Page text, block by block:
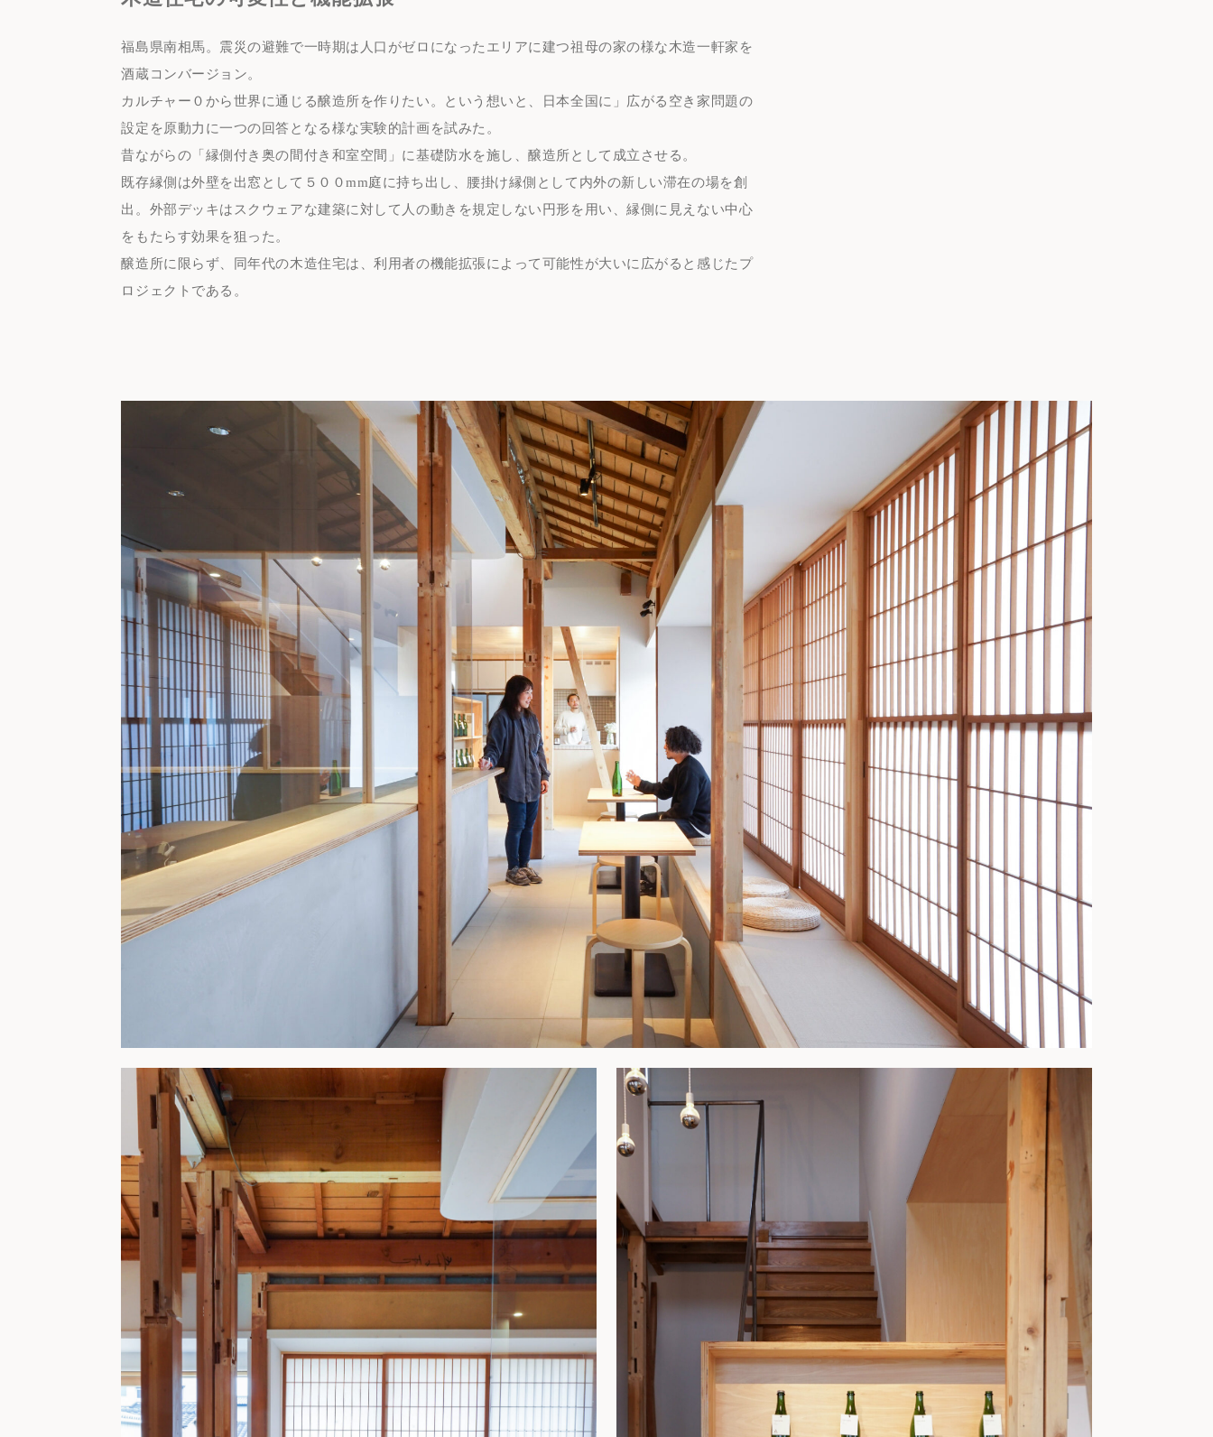
Recommended Tags
#Restaurant
福島県南相馬。震災の避難で一時期は人口がゼロになったエリアに建つ祖母の家の様な木造一軒家を
酒蔵コンバージョン。
カルチャー０から世界に通じる醸造所を作りたい。という想いと、日本全国に」広がる空き家問題の
設定を原動力に一つの回答となる様な実験的計画を試みた。
昔ながらの「縁側付き奥の間付き和室空間」に基礎防水を施し、醸造所として成立させる。
既存縁側は外壁を出窓として５００mm庭に持ち出し、腰掛け縁側として内外の新しい滞在の場を創
出。外部デッキはスクウェアな建築に対して人の動きを規定しない円形を用い、縁側に見えない中心
をもたらす効果を狙った。
醸造所に限らず、同年代の木造住宅は、利用者の機能拡張によって可能性が大いに広がると感じたプ
ロジェクトである。